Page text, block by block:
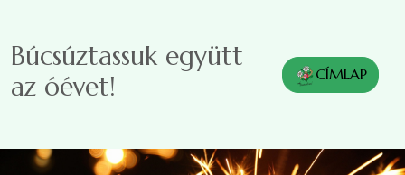
Búcsúztassuk együtt
az óévet!
CÍMLAP